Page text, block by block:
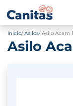
Inicio Asilos Asilo Acam
Asilo